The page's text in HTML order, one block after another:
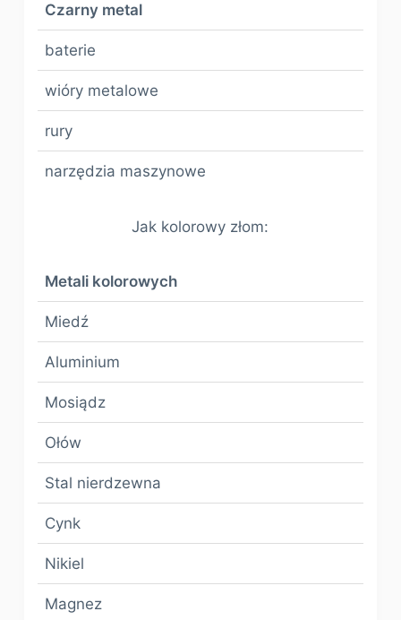
Czarny metal
baterie
wióry metalowe
rury
narzędzia maszynowe
Jak kolorowy złom:
Metali kolorowych
Miedź
Aluminium
Mosiądz
Ołów
Stal nierdzewna
Cynk
Nikiel
Magnez